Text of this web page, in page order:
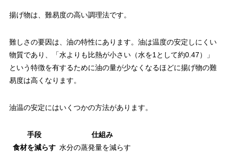
揚げ物は、難易度の高い調理法です。
難しさの要因は、油の特性にあります。油は温度の安定しにくい
物質であり、「水よりも比熱が小さい（水を1として約0.47）」
という特徴を有するために油の量が少なくなるほどに揚げ物の難
易度は高くなります。
油温の安定にはいくつかの方法があります。
手段
仕組み
食材を減らす 水分の蒸発量を減らす